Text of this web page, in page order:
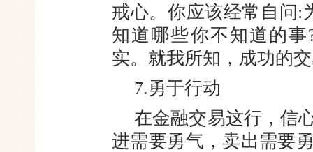
戒心。你应该经常自问:
知道哪些你不知道的
实。就我所知，成功的
7.勇于行动
在金融交易这行，信
进需要勇气，卖出需要